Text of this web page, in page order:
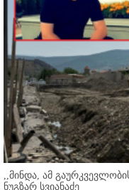
,,მინდა, ამ
ნუგზარ სვიანაძე